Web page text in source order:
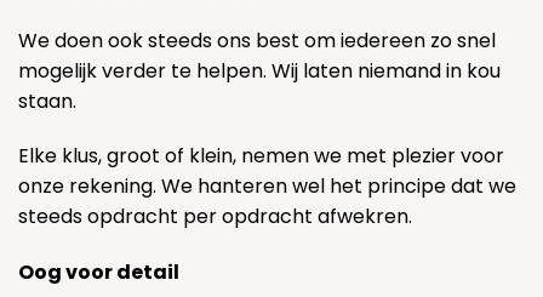
We doen ook steeds ons best om iedereen zo snel
mogelijk verder te helpen. Wij laten niemand in kou
staan.
Elke klus, groot of klein, nemen we met plezier voor
onze rekening. We hanteren wel het principe dat we
steeds opdracht per opdracht afwekren.
Oog voor detail